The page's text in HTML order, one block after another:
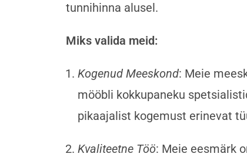
tunnihinna alusel.
Miks valida meid:
Kogenud Meeskond: Meie
mööbli kokkupaneku
pikaajalist kogemust erinevat
Kvaliteetne Töö: Meie eesmärk